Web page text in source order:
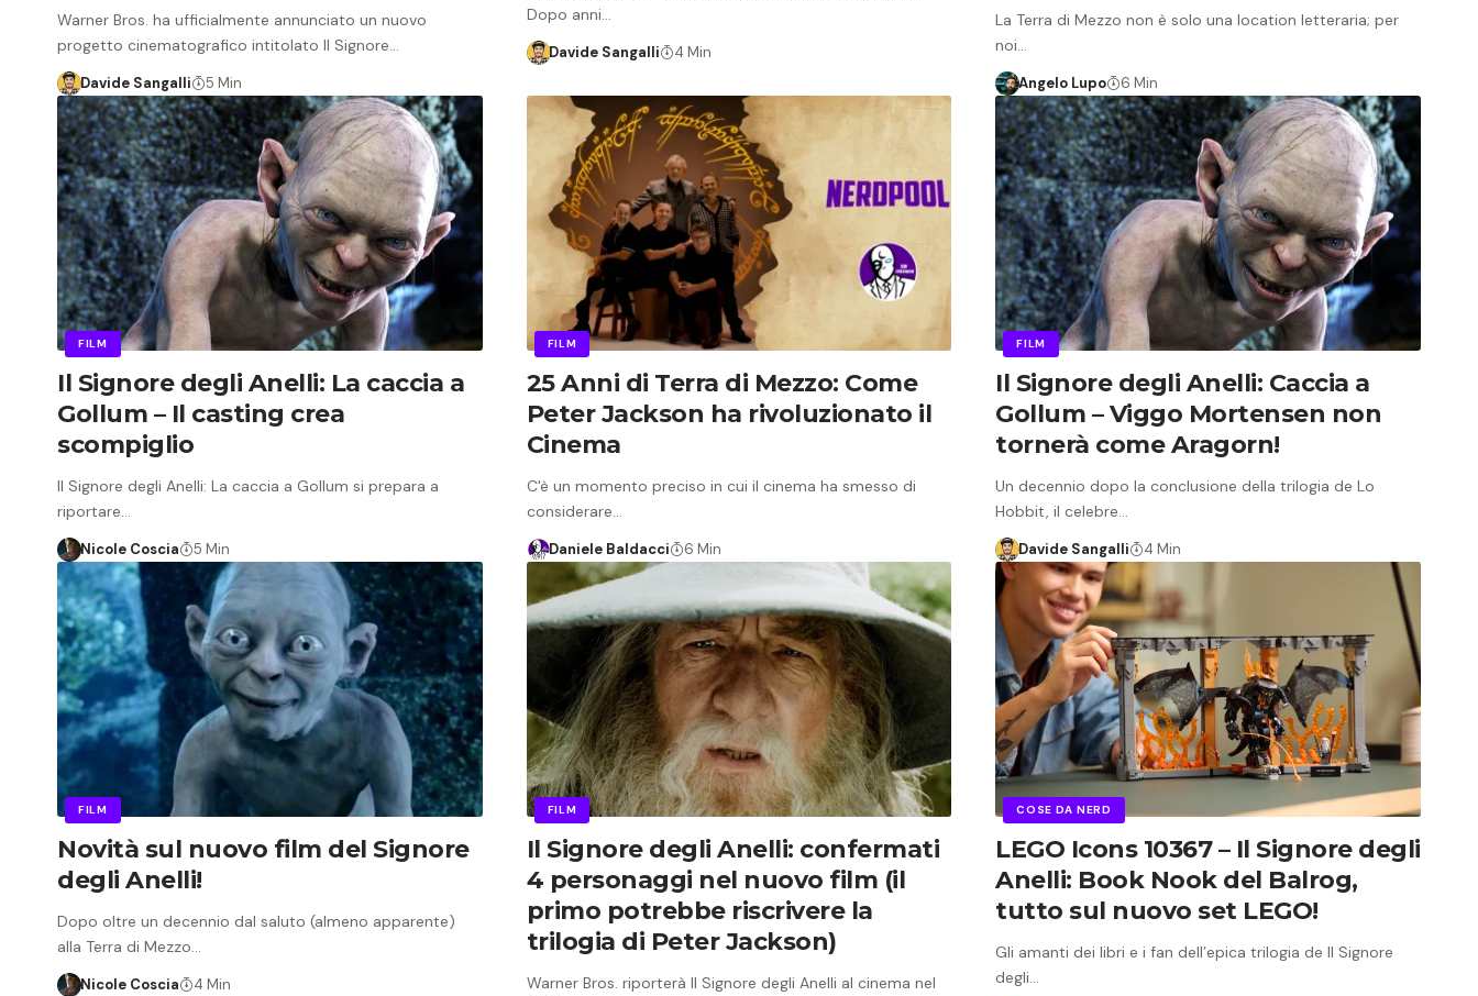
Warner Bros. ha ufficialmente annunciato un nuovo
progetto cinematografico intitolato Il Signore…
Davide Sangalli 5 Min
Dopo anni…
Davide Sangalli 4 Min
La Terra di Mezzo non è solo una location letteraria; per
noi…
Angelo Lupo 6 Min
FILM
Il Signore degli Anelli: La caccia a
Gollum – Il casting crea
scompiglio
Il Signore degli Anelli: La caccia a Gollum si prepara a
riportare…
Nicole Coscia 5 Min
FILM
25 Anni di Terra di Mezzo: Come
Peter Jackson ha rivoluzionato il
Cinema
C'è un momento preciso in cui il cinema ha smesso di
considerare…
Daniele Baldacci 6 Min
FILM
Il Signore degli Anelli: Caccia a
Gollum – Viggo Mortensen non
tornerà come Aragorn!
Un decennio dopo la conclusione della trilogia de Lo
Hobbit, il celebre…
Davide Sangalli 4 Min
FILM
Novità sul nuovo film del Signore
degli Anelli!
Dopo oltre un decennio dal saluto (almeno apparente)
alla Terra di Mezzo…
Nicole Coscia 4 Min
FILM
Il Signore degli Anelli: confermati
4 personaggi nel nuovo film (il
primo potrebbe riscrivere la
trilogia di Peter Jackson)
Warner Bros. riporterà Il Signore degli Anelli al cinema nel
COSE DA NERD
LEGO Icons 10367 – Il Signore degli
Anelli: Book Nook del Balrog,
tutto sul nuovo set LEGO!
Gli amanti dei libri e i fan dell’epica trilogia de Il Signore
degli…